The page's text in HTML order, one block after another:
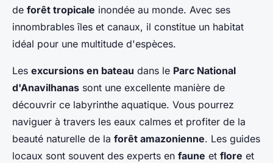
de forêt tropicale inondée au monde. Avec ses
innombrables îles et canaux, il constitue un habitat
idéal pour une multitude d'espèces.
Les excursions en bateau dans le Parc National
d'Anavilhanas sont une excellente manière de
découvrir ce labyrinthe aquatique. Vous pourrez
naviguer à travers les eaux calmes et profiter de la
beauté naturelle de la forêt amazonienne. Les guides
locaux sont souvent des experts en faune et flore et